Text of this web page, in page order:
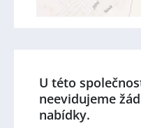
U této
neevidujeme
nabídky.